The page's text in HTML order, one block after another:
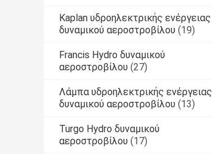
Kaplan υδροηλεκτρικής ενέργειας
δυναμικού αεροστροβίλου (19)
Francis Hydro δυναμικού
αεροστροβίλου (27)
Λάμπα υδροηλεκτρικής ενέργειας
δυναμικού αεροστροβίλου (13)
Turgo Hydro δυναμικού
αεροστροβίλου (17)